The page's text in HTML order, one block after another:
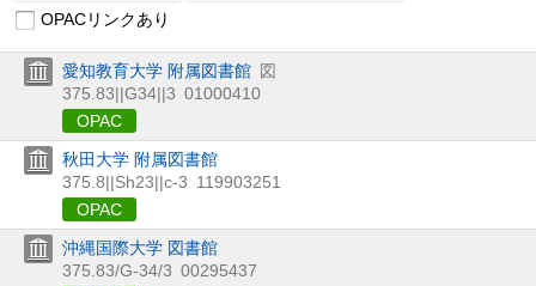
OPACリンクあり
愛知教育大学 附属図書館 図
375.83||G34||3 01000410
OPAC
秋田大学 附属図書館
375.8||Sh23||c-3 119903251
OPAC
沖縄国際大学 図書館
375.83/G-34/3 00295437